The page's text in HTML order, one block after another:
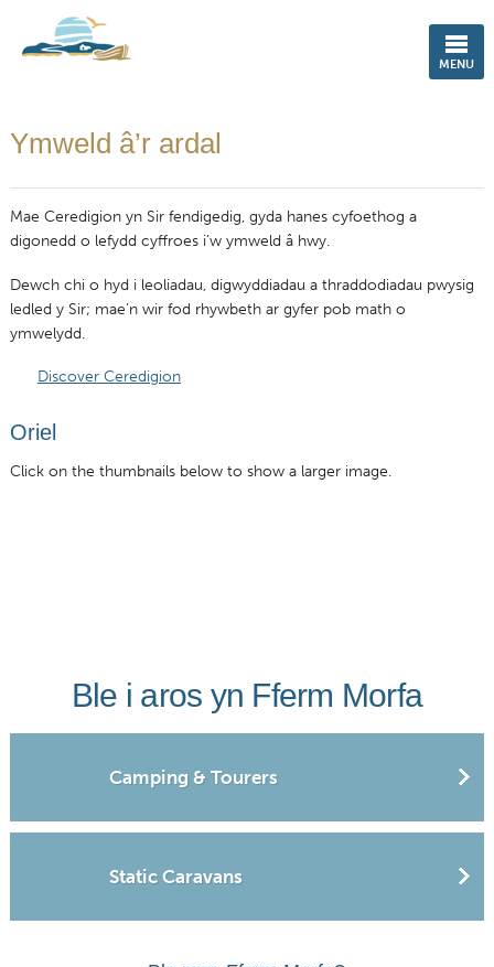
MENU
Ymweld â’r ardal
Mae Ceredigion yn Sir fendigedig, gyda hanes cyfoethog a
digonedd o lefydd cyffroes i’w ymweld â hwy.
Dewch chi o hyd i leoliadau, digwyddiadau a thraddodiadau pwysig
ledled y Sir; mae’n wir fod rhywbeth ar gyfer pob math o
ymwelydd.
Discover Ceredigion
Oriel
Click on the thumbnails below to show a larger image.
Ble i aros yn Fferm Morfa
Camping & Tourers
Static Caravans